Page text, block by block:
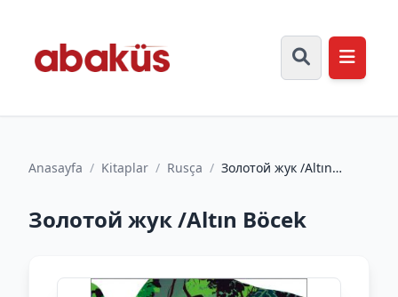
Anasayfa / Kitaplar / Rusça / Золотой жук /Altın
Золотой жук /Altın Böcek